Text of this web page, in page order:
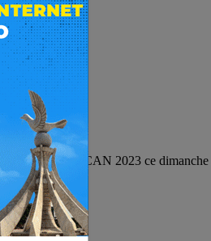
finale de la CAN 2023 ce dimanche